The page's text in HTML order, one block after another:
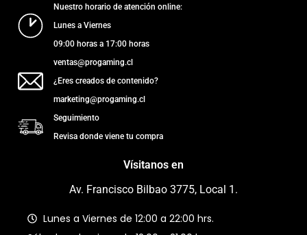
Nuestro horario de atención online:
Lunes a Viernes
09:00 horas a 17:00 horas
ventas@progaming.cl
¿Eres creados de contenido?
marketing@progaming.cl
Seguimiento
Revisa donde viene tu compra
Vísitanos en
Av. Francisco Bilbao 3775, Local 1.
Lunes a Viernes de 12:00 a 22:00 hrs.